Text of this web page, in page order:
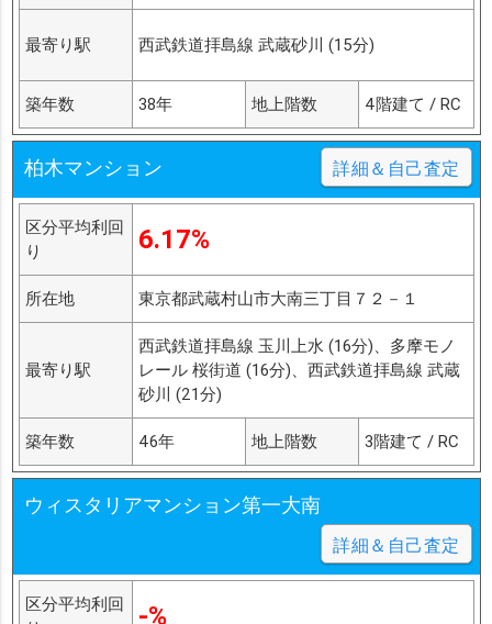
最寄り駅 西武鉄道拝島線 武蔵砂川 (15分)
築年数 38年 地上階数 4階建て / RC
柏木マンション 詳細＆自己査定
区分平均利回
り
6.17%
所在地 東京都武蔵村山市大南三丁目７２－１
最寄り駅
西武鉄道拝島線 玉川上水 (16分)、多摩モノ
レール 桜街道 (16分)、西武鉄道拝島線 武蔵
砂川 (21分)
築年数 46年 地上階数 3階建て / RC
ウィスタリアマンション第一大南
詳細＆自己査定
区分平均利回
-%